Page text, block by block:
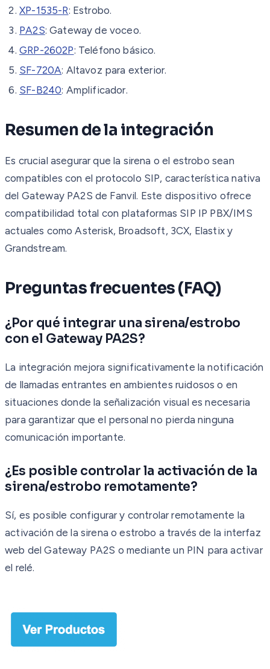
XP-1535-R: Estrobo.
PA2S: Gateway de voceo.
GRP-2602P: Teléfono básico.
SF-720A: Altavoz para exterior.
SF-B240: Amplificador.
Resumen de la integración
Es crucial asegurar que la sirena o el estrobo sean
compatibles con el protocolo SIP, característica nativa
del Gateway PA2S de Fanvil. Este dispositivo ofrece
compatibilidad total con plataformas SIP IP PBX/IMS
actuales como Asterisk, Broadsoft, 3CX, Elastix y
Grandstream.
Preguntas frecuentes (FAQ)
¿Por qué integrar una sirena/estrobo
con el Gateway PA2S?
La integración mejora significativamente la notificación
de llamadas entrantes en ambientes ruidosos o en
situaciones donde la señalización visual es necesaria
para garantizar que el personal no pierda ninguna
comunicación importante.
¿Es posible controlar la activación de la
sirena/estrobo remotamente?
Sí, es posible configurar y controlar remotamente la
activación de la sirena o estrobo a través de la interfaz
web del Gateway PA2S o mediante un PIN para activar
el relé.